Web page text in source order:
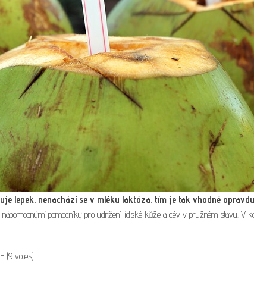
lepek, nenachází se v mléku laktóza, tím je tak vhodné
nápomocnými pomocníky pro udržení lidské kůže a cév v pružném stavu. V
(9 votes)